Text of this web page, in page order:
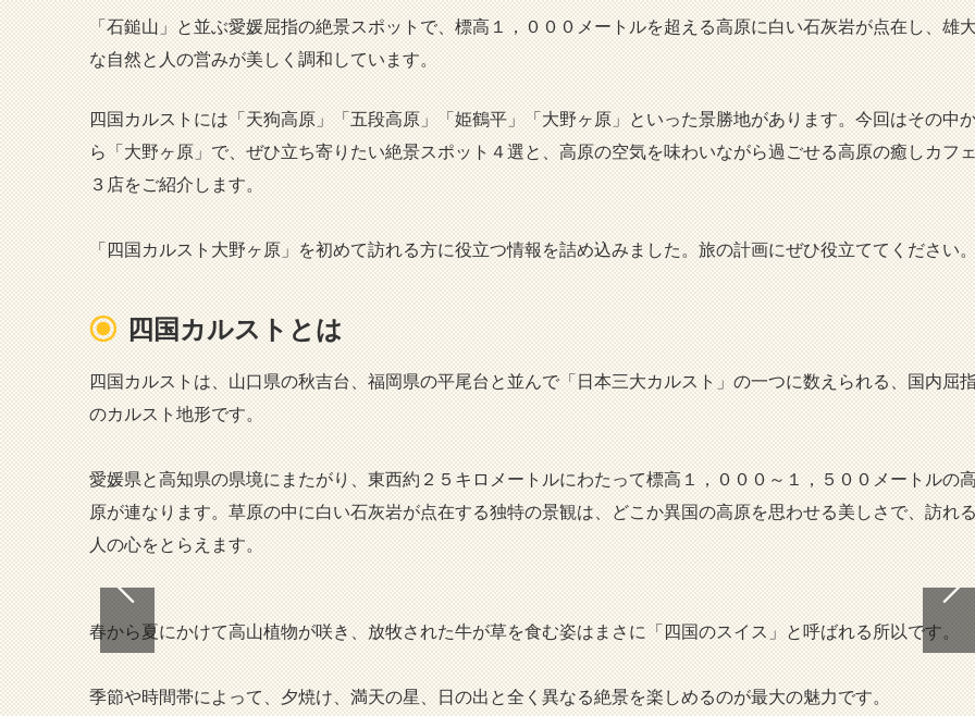
「石鎚山」と並ぶ愛媛屈指の絶景スポットで、標高１，０００メートルを超える高原に白い石灰岩が点在し、雄
な自然と人の営みが美しく調和しています。
四国カルストには「天狗高原」「五段高原」「姫鶴平」「大野ヶ原」といった景勝地があります。今回はその中
ら「大野ヶ原」で、ぜひ立ち寄りたい絶景スポット４選と、高原の空気を味わいながら過ごせる高原の癒しカフ
３店をご紹介します。
「四国カルスト大野ヶ原」を初めて訪れる方に役立つ情報を詰め込みました。旅の計画にぜひ役立ててください
四国カルストとは
四国カルストは、山口県の秋吉台、福岡県の平尾台と並んで「日本三大カルスト」の一つに数えられる、国内屈
のカルスト地形です。
愛媛県と高知県の県境にまたがり、東西約２５キロメートルにわたって標高１，０００～１，５００メートルの
原が連なります。草原の中に白い石灰岩が点在する独特の景観は、どこか異国の高原を思わせる美しさで、訪れ
人の心をとらえます。
春から夏にかけて高山植物が咲き、放牧された牛が草を食む姿はまさに「四国のスイス」と呼ばれる所以です。
季節や時間帯によって、夕焼け、満天の星、日の出と全く異なる絶景を楽しめるのが最大の魅力です。